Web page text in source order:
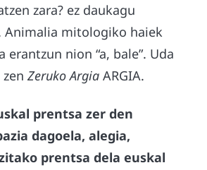
zara? ez daukagu
Animalia mitologiko haiek
erantzun nion “a, bale”. Uda
Zeruko Argia ARGIA.
prentsa zer den
dagoela, alegia,
prentsa dela euskal